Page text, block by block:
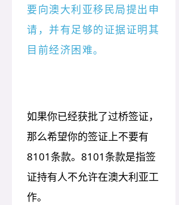
要向澳大利亚移民局提出申
请，并有足够的证据证明其
目前经济困难。
如果你已经获批了过桥签证，
那么希望你的签证上不要有
8101条款。8101条款是指签
证持有人不允许在澳大利亚工
作。